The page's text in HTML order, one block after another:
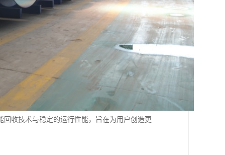
收技术与稳定的运行性能，旨在为用户创造更